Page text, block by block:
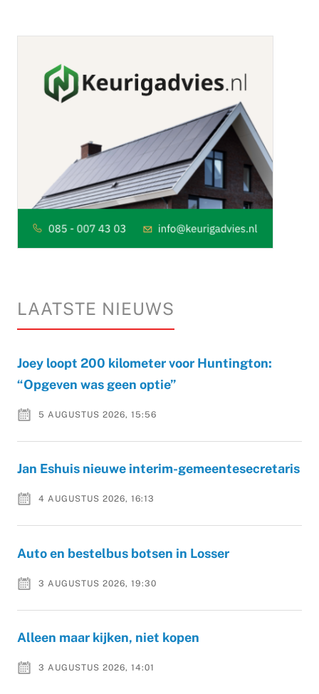
LAATSTE NIEUWS
Joey loopt 200 kilometer voor Huntington:
“Opgeven was geen optie”
5 AUGUSTUS 2026, 15:56
Jan Eshuis nieuwe interim-gemeentesecretaris
4 AUGUSTUS 2026, 16:13
Auto en bestelbus botsen in Losser
3 AUGUSTUS 2026, 19:30
Alleen maar kijken, niet kopen
3 AUGUSTUS 2026, 14:01